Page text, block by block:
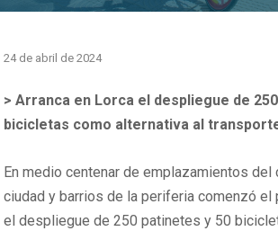
24 de abril de 2024
> Arranca en Lorca el despliegue de
bicicletas como alternativa al
En medio centenar de emplazamientos del
ciudad y barrios de la periferia comenzó el
el despliegue de 250 patinetes y 50